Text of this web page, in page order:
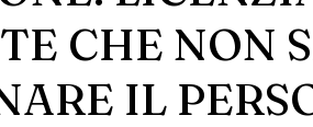
CHE NON
IL